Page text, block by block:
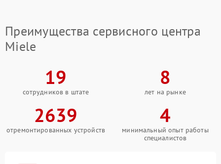
Преимущества сервисного центра
Miele
19
сотрудников в штате
8
лет на рынке
2639
отремонтированных устройств
4
минимальный опыт работы
специалистов